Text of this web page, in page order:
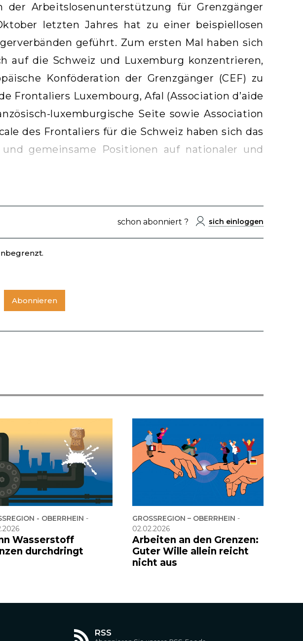
Arbeitslosenunterstützung für Grenzgänger
letzten Jahres hat zu einer beispiellosen
geführt. Zum ersten Mal haben sich
auf die Schweiz und Luxemburg konzentrieren,
Konföderation der Grenzgänger (CEF) zu
Frontaliers Luxembourg, Afal (Association d’aide
luxemburgische Seite sowie Association
des Frontaliers für die Schweiz haben sich das
gemeinsame Positionen auf nationaler und
schon abonniert ? sich einloggen
Abonnieren
- OBERRHEIN -
Wasserstoff
durchdringt
GROSSREGION – OBERRHEIN
-
02.02.2026
Arbeiten an den Grenzen:
Guter Wille allein reicht
nicht aus
RSS